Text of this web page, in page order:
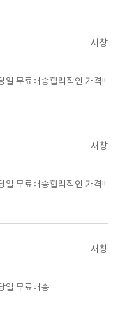
새창
일 무료배송합리적인 가격!!
새창
일 무료배송합리적인 가격!!
새창
일 무료배송